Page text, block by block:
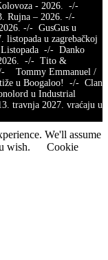
- 2026. -/-
Rujna – 2026. -/-
-/- GusGus u
listopada u zagrebačkoj
-/- Danko
2026. -/- Tito &
Tommy Emmanuel /
u Boogaloo! -/- Clan
u Industrial
travnja 2027. vraćaju u
We'll assume
wish.
Cookie